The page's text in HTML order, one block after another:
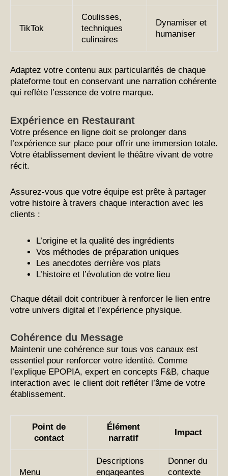
TikTok
Coulisses,
techniques
culinaires
Dynamiser et
humaniser
Adaptez votre contenu aux particularités de chaque
plateforme tout en conservant une narration cohérente
qui reflète l’essence de votre marque.
Expérience en Restaurant
Votre présence en ligne doit se prolonger dans
l’expérience sur place pour offrir une immersion totale.
Votre établissement devient le théâtre vivant de votre
récit.
Assurez-vous que votre équipe est prête à partager
votre histoire à travers chaque interaction avec les
clients :
L’origine et la qualité des ingrédients
Vos méthodes de préparation uniques
Les anecdotes derrière vos plats
L’histoire et l’évolution de votre lieu
Chaque détail doit contribuer à renforcer le lien entre
votre univers digital et l’expérience physique.
Cohérence du Message
Maintenir une cohérence sur tous vos canaux est
essentiel pour renforcer votre identité. Comme
l’explique EPOPIA, expert en concepts F&B, chaque
interaction avec le client doit refléter l’âme de votre
établissement.
Point de
contact
Élément
narratif
Impact
Menu
Descriptions
engageantes
Donner du
contexte